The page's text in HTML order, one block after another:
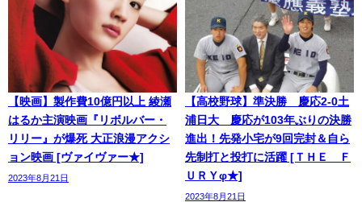
【映画】製作費10億円以上 綾瀬
はるか主演映画『リボルバー・
リリー』が爆死 大正浪漫アクシ
ョン映画 [ヴァイヴァー★]
2023年8月21日
【高校野球】準決勝 慶応2-0土
浦日大 慶応が103年ぶりの決勝
進出！先発小宅が9回完封＆自ら
先制打と投打に活躍 [ＴＨＥ Ｆ
ＵＲＹφ★]
2023年8月21日